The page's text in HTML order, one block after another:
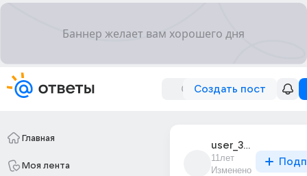
Создать пост
Главная
Моя лента
user_3226753
11лет
Изменено